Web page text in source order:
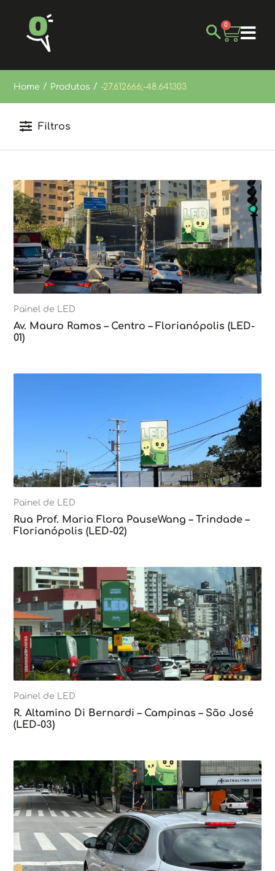
0
Home / Produtos / -27.612666;-48.641303
Filtros
Painel de LED
Av. Mauro Ramos – Centro – Florianópolis (LED-
01)
Painel de LED
Rua Prof. Maria Flora PauseWang – Trindade –
Florianópolis (LED-02)
Painel de LED
R. Altamino Di Bernardi – Campinas – São José
(LED-03)